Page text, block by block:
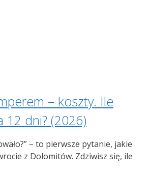
– koszty. Ile
12 dni? (2026)
– to pierwsze pytanie, jakie
z Dolomitów. Zdziwisz się, ile